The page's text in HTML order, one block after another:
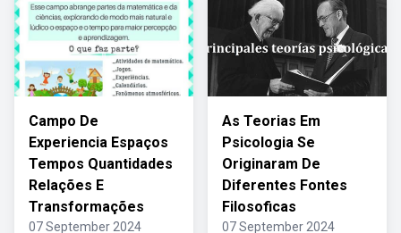
Campo De
Experiencia Espaços
Tempos Quantidades
Relações E
Transformações
07 September 2024
As Teorias Em
Psicologia Se
Originaram De
Diferentes Fontes
Filosoficas
07 September 2024